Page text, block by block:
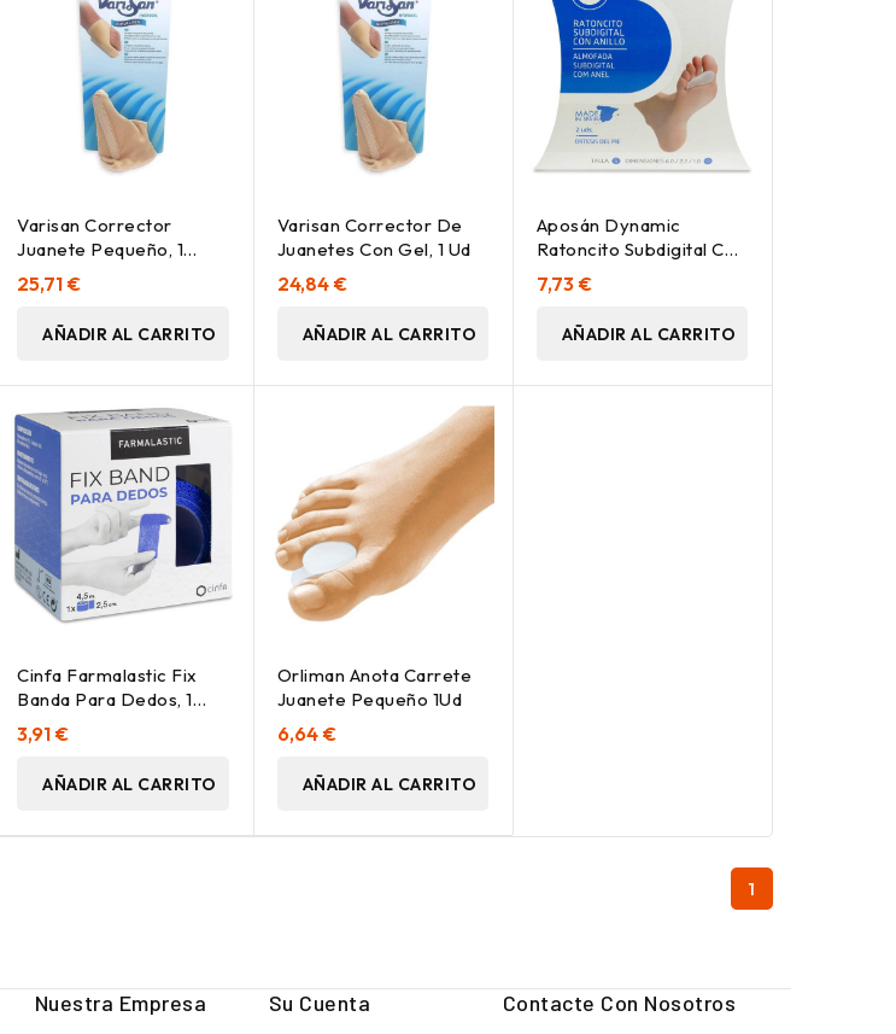
Varisan Corrector
Juanete Pequeño, 1
Unidad
25,71 €
AÑADIR AL CARRITO
Varisan Corrector De
Juanetes Con Gel, 1 Ud
24,84 €
AÑADIR AL CARRITO
Aposán Dynamic
Ratoncito Subdigital Con
Anillo Talla S, 2 Unidades
7,73 €
AÑADIR AL CARRITO
Cinfa Farmalastic Fix
Banda Para Dedos, 1
Unidad
3,91 €
AÑADIR AL CARRITO
Orliman Anota Carrete
Juanete Pequeño 1Ud
6,64 €
AÑADIR AL CARRITO
1
Nuestra Empresa Su Cuenta Contacte Con Nosotros